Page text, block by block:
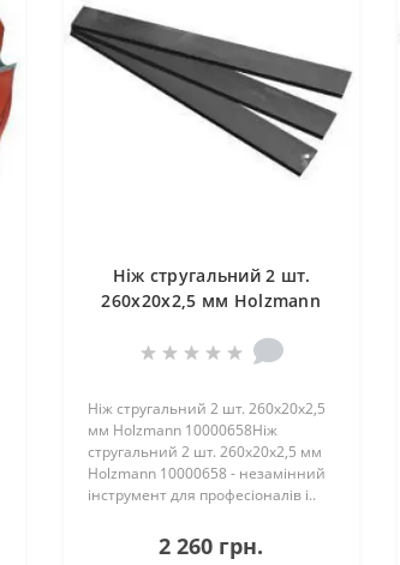
Ніж стругальний 2 шт.
260x20x2,5 мм Holzmann
Ніж стругальний 2 шт. 260x20x2,5
мм Holzmann 10000658Ніж
стругальний 2 шт. 260x20x2,5 мм
Holzmann 10000658 - незамінний
інструмент для професіоналів і..
2 260 грн.